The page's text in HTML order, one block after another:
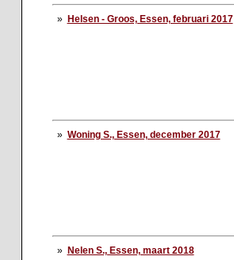
» Helsen - Groos, Essen, februari 2017
» Woning S., Essen, december 2017
» Nelen S., Essen, maart 2018